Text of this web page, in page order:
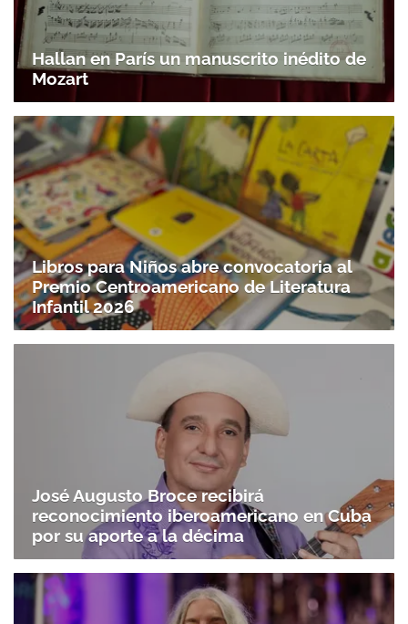
Hallan en París un manuscrito inédito de
Mozart
Libros para Niños abre convocatoria al
Premio Centroamericano de Literatura
Infantil 2026
José Augusto Broce recibirá
reconocimiento iberoamericano en Cuba
por su aporte a la décima